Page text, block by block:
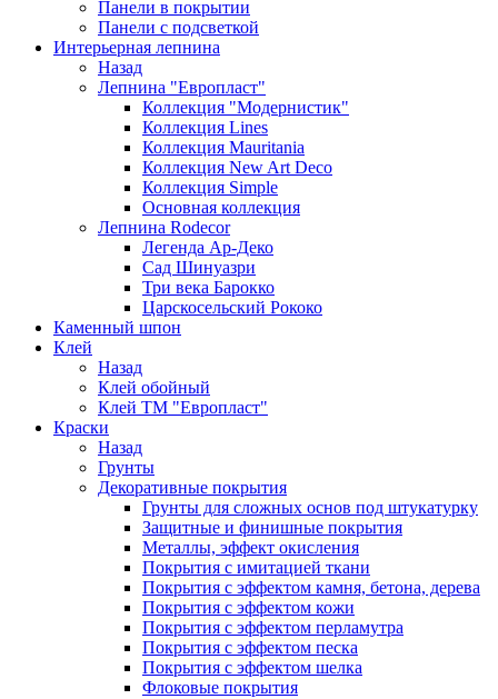
Панели в покрытии
Панели с подсветкой
Интерьерная лепнина
Назад
Лепнина "Европласт"
Коллекция "Модернистик"
Коллекция Lines
Коллекция Mauritania
Коллекция New Art Deco
Коллекция Simple
Основная коллекция
Лепнина Rodecor
Легенда Ар-Деко
Сад Шинуазри
Три века Барокко
Царскосельский Рококо
Каменный шпон
Клей
Назад
Клей обойный
Клей ТМ "Европласт"
Краски
Назад
Грунты
Декоративные покрытия
Грунты для сложных основ под штукатурку
Защитные и финишные покрытия
Металлы, эффект окисления
Покрытия с имитацией ткани
Покрытия с эффектом камня, бетона, дерева
Покрытия с эффектом кожи
Покрытия с эффектом перламутра
Покрытия с эффектом песка
Покрытия с эффектом шелка
Флоковые покрытия